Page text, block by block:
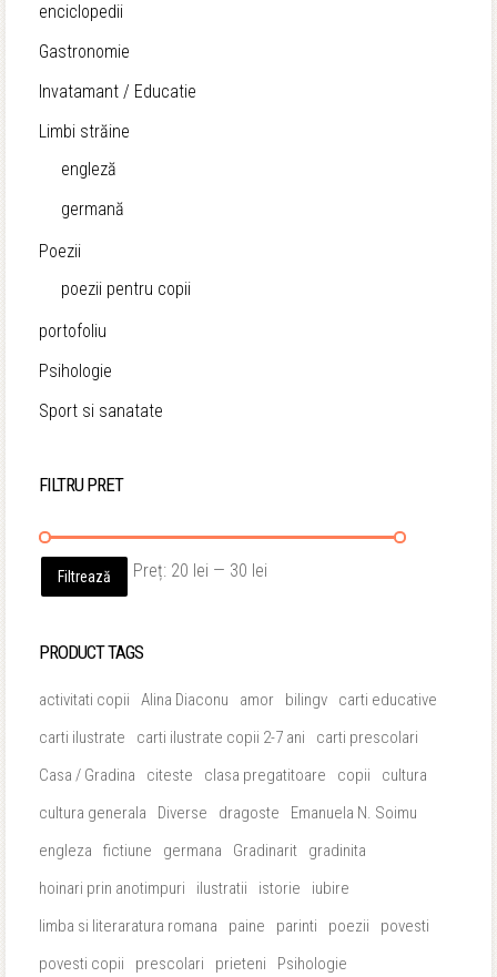
enciclopedii
Gastronomie
Invatamant / Educatie
Limbi străine
engleză
germană
Poezii
poezii pentru copii
portofoliu
Psihologie
Sport si sanatate
FILTRU PRET
Preț
Preț
Filtrează Preț: 20 lei — 30 lei
PRODUCT TAGS
activitati copii Alina Diaconu amor bilingv
carti educative
carti ilustrate
carti ilustrate copii 2-7 ani
carti prescolari
Casa / Gradina
citeste clasa pregatitoare copii
cultura
cultura generala
Diverse dragoste
Emanuela N. Soimu
engleza
fictiune germana Gradinarit
gradinita
hoinari prin anotimpuri
ilustratii istorie
iubire
limba si literaratura romana
paine parinti poezii
povesti
povesti copii
prescolari prieteni
Psihologie